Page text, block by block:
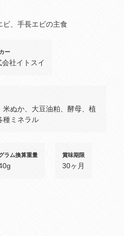
ビ、手長エビの主食
ー
会社イトスイ
ぬか、大豆油粕、酵母、植
種ミネラル
ラム換算重量 賞味期限
30ヶ月